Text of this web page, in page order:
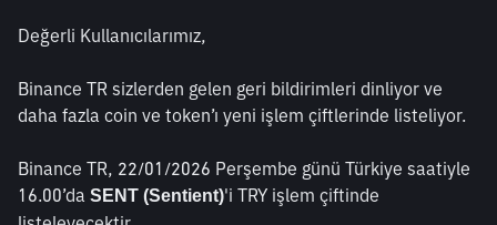
Değerli Kullanıcılarımız,
Binance TR sizlerden gelen geri bildirimleri dinliyor ve
daha fazla coin ve token’ı yeni işlem çiftlerinde listeliyor.
Binance TR, 22/01/2026 Perşembe günü Türkiye saatiyle
16.00’da SENT (Sentient)'i TRY işlem çiftinde